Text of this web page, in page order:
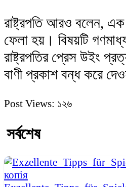
রাষ্ট্রপতি আরও বলেন, এক
ফেলা হয়। বিষয়টি
রাষ্ট্রপতির প্রেস উইং
বাণী প্রকাশ বন্ধ করে
Post Views: ১২৬
সর্বশেষ